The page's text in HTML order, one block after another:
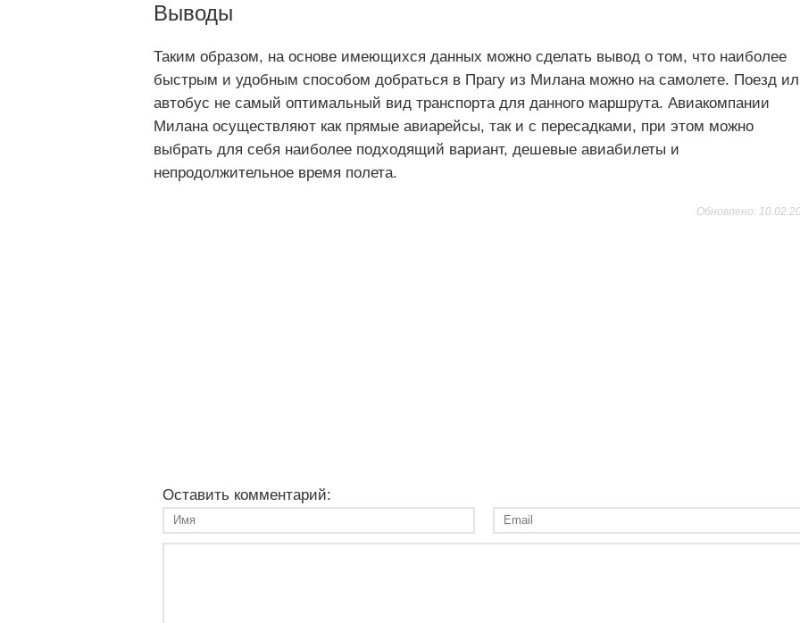
Выводы
Таким образом, на основе имеющихся данных можно сделать вывод о том, что наиболее
быстрым и удобным способом добраться в Прагу из Милана можно на самолете. Поезд
автобус не самый оптимальный вид транспорта для данного маршрута. Авиакомпании
Милана осуществляют как прямые авиарейсы, так и с пересадками, при этом можно
выбрать для себя наиболее подходящий вариант, дешевые авиабилеты и
непродолжительное время полета.
Обновлено:
Оставить комментарий: